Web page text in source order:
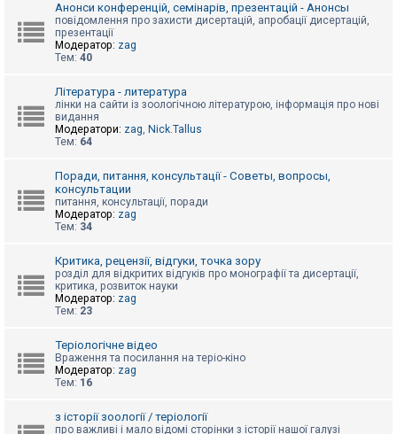
П
м
о
г
Анонси конференцій, семінарів, презентацій - Анонсы
повідомлення про захисти дисертацій, апробації дисертацій,
презентації
Модератор: zag
Тем: 40
Література - литература
лінки на сайти із зоологічною літературою, інформація про нові
видання
Модератори: zag, Nick.Tallus
Тем: 64
Поради, питання, консультації - Советы, вопросы,
консультации
питання, консультації, поради
Модератор: zag
Тем: 34
Критика, рецензії, відгуки, точка зору
розділ для відкритих відгуків про монографії та дисертації,
критика, розвиток науки
Модератор: zag
Тем: 23
Теріологічне відео
Враження та посилання на теріо-кіно
Модератор: zag
Тем: 16
з історії зоології / теріології
про важливі і мало відомі сторінки з історії нашої галузі